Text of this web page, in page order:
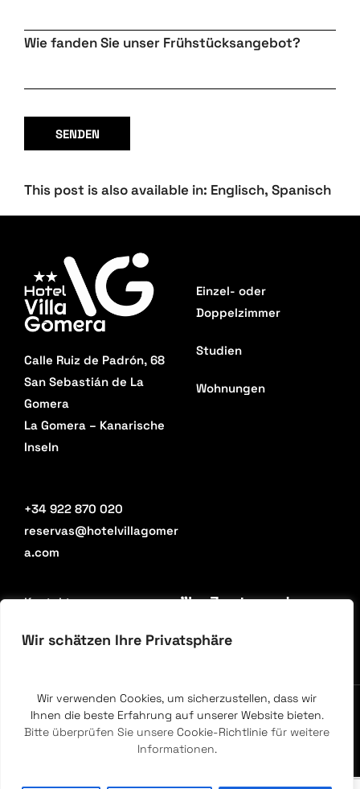
Wir schätzen Ihre Privatsphäre
Wir verwenden Cookies, um sicherzustellen, dass wir
Ihnen die beste Erfahrung auf unserer Website bieten.
Bitte überprüfen Sie unsere Cookie-Richtlinie für weitere
Informationen.
Wie fanden Sie unser Frühstücksangebot?
This post is also available in: Englisch Spanisch
Calle Ruiz de Padrón, 68
San Sebastián de La
Gomera
La Gomera – Kanarische
Inseln
+34 922 870 020
reservas@hotelvillagomer
a.com
Einzel- oder
Doppelzimmer
Studien
Wohnungen
Kontakt
"Im Zentrum der
Rechtlicher HinweisDatenschutzbestimmungen
Cookie-Richtlinie